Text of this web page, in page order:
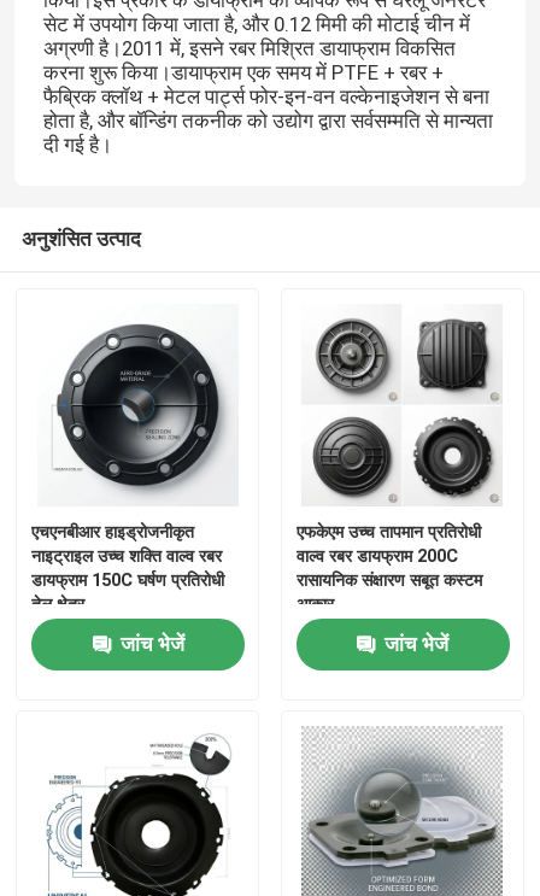
सेट में उपयोग किया जाता है, और 0.12 मिमी की मोटाई चीन में
अग्रणी है।2011 में, इसने रबर मिश्रित डायाफ्राम विकसित
करना शुरू किया।डायाफ्राम एक समय में PTFE + रबर +
फैब्रिक क्लॉथ + मेटल पार्ट्स फोर-इन-वन वल्केनाइजेशन से बना
होता है, और बॉन्डिंग तकनीक को उद्योग द्वारा सर्वसम्मति से मान्यता
दी गई है।
अनुशंसित उत्पाद
एचएनबीआर हाइड्रोजनीकृत
नाइट्राइल उच्च शक्ति वाल्व रबर
डायफ्राम 150C घर्षण प्रतिरोधी
तेल क्षेत्र
जांच भेजें
एफकेएम उच्च तापमान प्रतिरोधी
वाल्व रबर डायफ्राम 200C
रासायनिक संक्षारण सबूत कस्टम
आकार
जांच भेजें